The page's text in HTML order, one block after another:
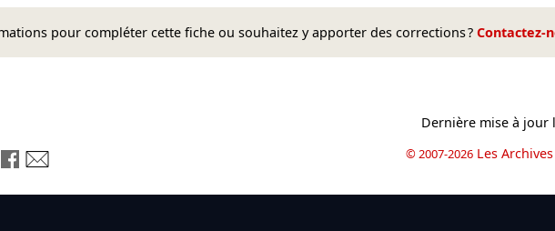
pour compléter cette fiche ou souhaitez y apporter des corrections ? Contactez-
sur LinkedIn
sur Mastodon
Partager sur Bluesky
Partager sur Facebook
Dernière mise à jour
© 2007-2026 Les